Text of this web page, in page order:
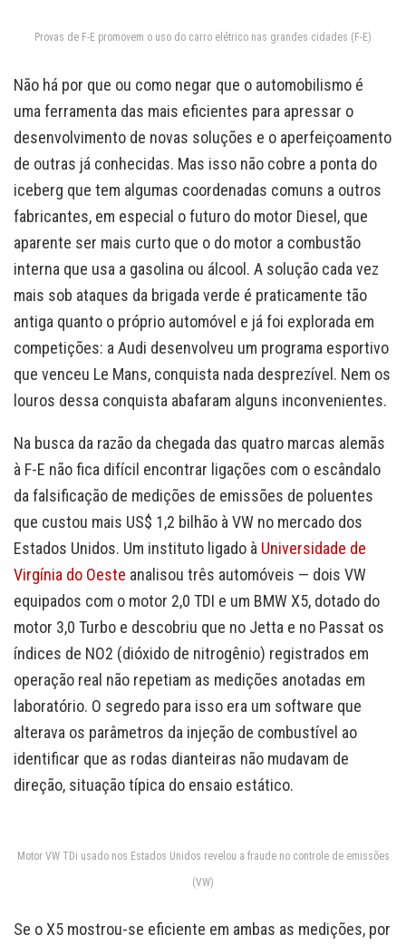
Provas de F-E promovem o uso do carro elétrico nas grandes cidades (F-E)
Não há por que ou como negar que o automobilismo é
uma ferramenta das mais eficientes para apressar o
desenvolvimento de novas soluções e o aperfeiçoamento
de outras já conhecidas. Mas isso não cobre a ponta do
iceberg que tem algumas coordenadas comuns a outros
fabricantes, em especial o futuro do motor Diesel, que
aparente ser mais curto que o do motor a combustão
interna que usa a gasolina ou álcool. A solução cada vez
mais sob ataques da brigada verde é praticamente tão
antiga quanto o próprio automóvel e já foi explorada em
competições: a Audi desenvolveu um programa esportivo
que venceu Le Mans, conquista nada desprezível. Nem os
louros dessa conquista abafaram alguns inconvenientes.
Na busca da razão da chegada das quatro marcas alemãs
à F-E não fica difícil encontrar ligações com o escândalo
da falsificação de medições de emissões de poluentes
que custou mais US$ 1,2 bilhão à VW no mercado dos
Estados Unidos. Um instituto ligado à Universidade de
Virgínia do Oeste analisou três automóveis — dois VW
equipados com o motor 2,0 TDI e um BMW X5, dotado do
motor 3,0 Turbo e descobriu que no Jetta e no Passat os
índices de NO2 (dióxido de nitrogênio) registrados em
operação real não repetiam as medições anotadas em
laboratório. O segredo para isso era um software que
alterava os parâmetros da injeção de combustível ao
identificar que as rodas dianteiras não mudavam de
direção, situação típica do ensaio estático.
Motor VW TDi usado nos Estados Unidos revelou a fraude no controle de emissões
(VW)
Se o X5 mostrou-se eficiente em ambas as medições, por